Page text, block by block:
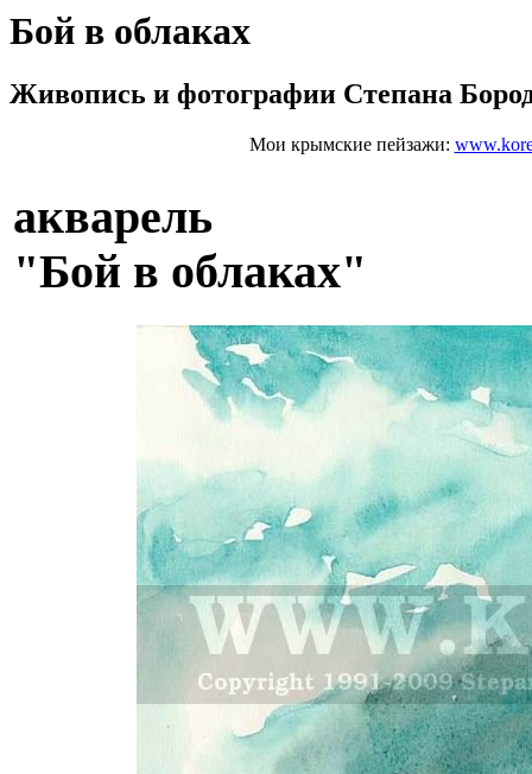
Бой в облаках
Живопись и фотографии Степана
Мои крымские пейзажи:
акварель
"Бой в облаках"